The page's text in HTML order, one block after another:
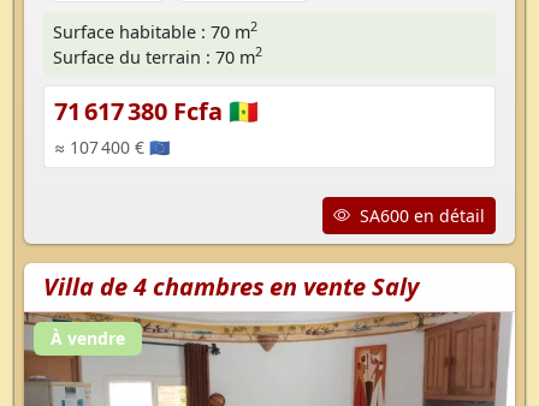
Surface habitable : 70 m2
Surface du terrain : 70 m2
71 617 380 Fcfa 🇸🇳
≈ 107 400 € 🇪🇺
SA600 en détail
Villa de 4 chambres en vente Saly
À vendre